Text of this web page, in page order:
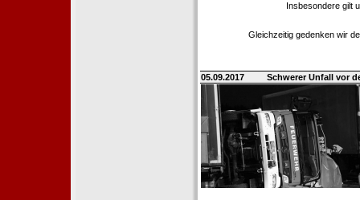
Insbesondere gilt
Gleichzeitig gedenken wir
05.09.2017 Schwerer Unfall vor